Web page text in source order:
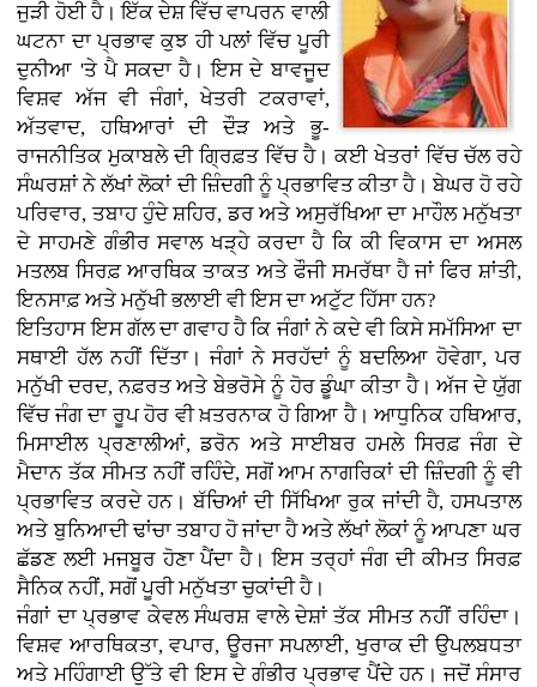
ਜੁੜੀ ਹੋਈ ਹੈ। ਇੱਕ ਦੇਸ਼ ਵਿੱਚ ਵਾਪਰਨ ਵਾਲੀ
ਘਟਨਾ ਦਾ ਪ੍ਰਭਾਵ ਕੁਝ ਹੀ ਪਲਾਂ ਵਿੱਚ ਪੂਰੀ
ਦੁਨੀਆ 'ਤੇ ਪੈ ਸਕਦਾ ਹੈ। ਇਸ ਦੇ ਬਾਵਜੂਦ
ਵਿਸ਼ਵ ਅੱਜ ਵੀ ਜੰਗਾਂ, ਖੇਤਰੀ ਟਕਰਾਵਾਂ,
ਅੱਤਵਾਦ, ਹਥਿਆਰਾਂ ਦੀ ਦੌੜ ਅਤੇ ਭੂ-
ਰਾਜਨੀਤਿਕ ਮੁਕਾਬਲੇ ਦੀ ਗ੍ਰਿਫ਼ਤ ਵਿੱਚ ਹੈ। ਕਈ ਖੇਤਰਾਂ ਵਿੱਚ ਚੱਲ ਰਹੇ
ਸੰਘਰਸ਼ਾਂ ਨੇ ਲੱਖਾਂ ਲੋਕਾਂ ਦੀ ਜ਼ਿੰਦਗੀ ਨੂੰ ਪ੍ਰਭਾਵਿਤ ਕੀਤਾ ਹੈ। ਬੇਘਰ ਹੋ ਰਹੇ
ਪਰਿਵਾਰ, ਤਬਾਹ ਹੁੰਦੇ ਸ਼ਹਿਰ, ਡਰ ਅਤੇ ਅਸੁਰੱਖਿਆ ਦਾ ਮਾਹੌਲ ਮਨੁੱਖਤਾ
ਦੇ ਸਾਹਮਣੇ ਗੰਭੀਰ ਸਵਾਲ ਖੜ੍ਹੇ ਕਰਦਾ ਹੈ ਕਿ ਕੀ ਵਿਕਾਸ ਦਾ ਅਸਲ
ਮਤਲਬ ਸਿਰਫ਼ ਆਰਥਿਕ ਤਾਕਤ ਅਤੇ ਫੌਜੀ ਸਮਰੱਥਾ ਹੈ ਜਾਂ ਫਿਰ ਸ਼ਾਂਤੀ,
ਇਨਸਾਫ਼ ਅਤੇ ਮਨੁੱਖੀ ਭਲਾਈ ਵੀ ਇਸ ਦਾ ਅਟੁੱਟ ਹਿੱਸਾ ਹਨ?
ਇਤਿਹਾਸ ਇਸ ਗੱਲ ਦਾ ਗਵਾਹ ਹੈ ਕਿ ਜੰਗਾਂ ਨੇ ਕਦੇ ਵੀ ਕਿਸੇ ਸਮੱਸਿਆ ਦਾ
ਸਥਾਈ ਹੱਲ ਨਹੀਂ ਦਿੱਤਾ। ਜੰਗਾਂ ਨੇ ਸਰਹੱਦਾਂ ਨੂੰ ਬਦਲਿਆ ਹੋਵੇਗਾ, ਪਰ
ਮਨੁੱਖੀ ਦਰਦ, ਨਫ਼ਰਤ ਅਤੇ ਬੇਭਰੋਸੇ ਨੂੰ ਹੋਰ ਡੂੰਘਾ ਕੀਤਾ ਹੈ। ਅੱਜ ਦੇ ਯੁੱਗ
ਵਿੱਚ ਜੰਗ ਦਾ ਰੂਪ ਹੋਰ ਵੀ ਖ਼ਤਰਨਾਕ ਹੋ ਗਿਆ ਹੈ। ਆਧੁਨਿਕ ਹਥਿਆਰ,
ਮਿਸਾਈਲ ਪ੍ਰਣਾਲੀਆਂ, ਡਰੋਨ ਅਤੇ ਸਾਈਬਰ ਹਮਲੇ ਸਿਰਫ਼ ਜੰਗ ਦੇ
ਮੈਦਾਨ ਤੱਕ ਸੀਮਤ ਨਹੀਂ ਰਹਿੰਦੇ, ਸਗੋਂ ਆਮ ਨਾਗਰਿਕਾਂ ਦੀ ਜ਼ਿੰਦਗੀ ਨੂੰ ਵੀ
ਪ੍ਰਭਾਵਿਤ ਕਰਦੇ ਹਨ। ਬੱਚਿਆਂ ਦੀ ਸਿੱਖਿਆ ਰੁਕ ਜਾਂਦੀ ਹੈ, ਹਸਪਤਾਲ
ਅਤੇ ਬੁਨਿਆਦੀ ਢਾਂਚਾ ਤਬਾਹ ਹੋ ਜਾਂਦਾ ਹੈ ਅਤੇ ਲੱਖਾਂ ਲੋਕਾਂ ਨੂੰ ਆਪਣਾ ਘਰ
ਛੱਡਣ ਲਈ ਮਜਬੂਰ ਹੋਣਾ ਪੈਂਦਾ ਹੈ। ਇਸ ਤਰ੍ਹਾਂ ਜੰਗ ਦੀ ਕੀਮਤ ਸਿਰਫ਼
ਸੈਨਿਕ ਨਹੀਂ, ਸਗੋਂ ਪੂਰੀ ਮਨੁੱਖਤਾ ਚੁਕਾਂਦੀ ਹੈ।
ਜੰਗਾਂ ਦਾ ਪ੍ਰਭਾਵ ਕੇਵਲ ਸੰਘਰਸ਼ ਵਾਲੇ ਦੇਸ਼ਾਂ ਤੱਕ ਸੀਮਤ ਨਹੀਂ ਰਹਿੰਦਾ।
ਵਿਸ਼ਵ ਆਰਥਿਕਤਾ, ਵਪਾਰ, ਊਰਜਾ ਸਪਲਾਈ, ਖੁਰਾਕ ਦੀ ਉਪਲਬਧਤਾ
ਅਤੇ ਮਹਿੰਗਾਈ ਉੱਤੇ ਵੀ ਇਸ ਦੇ ਗੰਭੀਰ ਪ੍ਰਭਾਵ ਪੈਂਦੇ ਹਨ। ਜਦੋਂ ਸੰਸਾਰ